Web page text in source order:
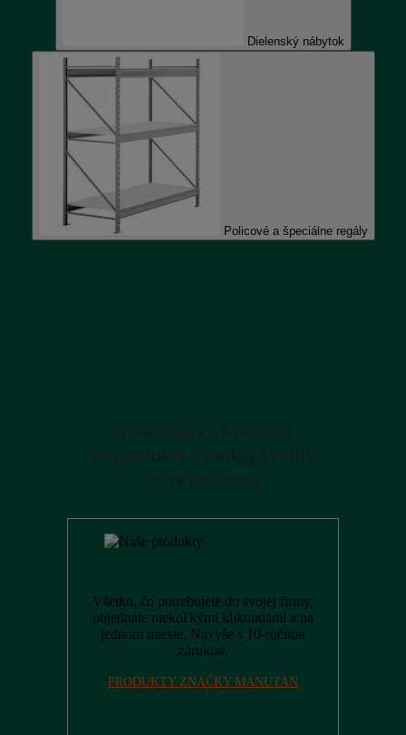
Dielenský nábytok
Policové a špeciálne regály
Naša značka Manutan
sú produkty vysokej kvality
za skvelé ceny
Všetko, čo potrebujete do svojej firmy,
objednáte niekoľkými kliknutiami a na
jednom mieste. Navyše s 10-ročnou
zárukou.
PRODUKTY ZNAČKY MANUTAN